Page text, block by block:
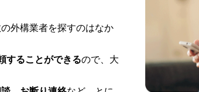
外構業者を探すのはなか
することができるので、大